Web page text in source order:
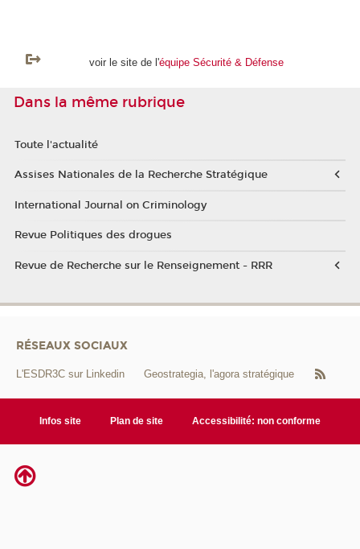
voir le site de l'équipe Sécurité & Défense
Dans la même rubrique
Toute l'actualité
Assises Nationales de la Recherche Stratégique
International Journal on Criminology
Revue Politiques des drogues
Revue de Recherche sur le Renseignement - RRR
RÉSEAUX SOCIAUX
L'ESDR3C sur Linkedin Geostrategia, l'agora stratégique
Infos site Plan de site Accessibilité: non conforme